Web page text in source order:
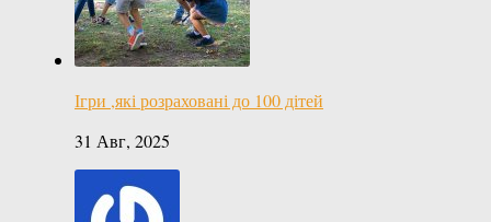
Ігри ,які розраховані до 100 дітей
31 Авг, 2025